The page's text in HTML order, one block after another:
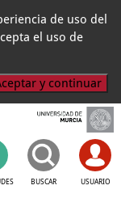
de uso del
el uso de
y continuar
BUSCAR USUARIO